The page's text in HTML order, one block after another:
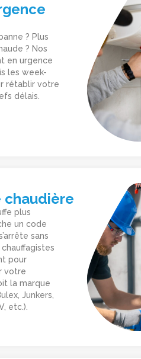
? Plus
? Nos
en urgence
les week-
rétablir votre
délais.
chaudière
plus
un code
sans
pour
votre
la marque
Junkers,
etc.).